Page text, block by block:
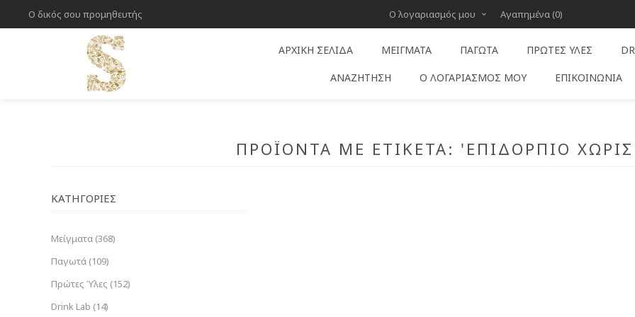
Ο δικός σου προμηθευτής Ο λογαριασμός μου Αγαπημένα (0)
ΑΡΧΙΚΉ ΣΕΛΊΔΑ ΜΕΊΓΜΑΤΑ ΠΑΓΩΤΆ ΠΡΏΤΕΣ ΎΛΕΣ
ΑΝΑΖΉΤΗΣΗ Ο ΛΟΓΑΡΙΑΣΜΌΣ ΜΟΥ ΕΠΙΚΟΙΝΩΝΊΑ
ΠΡΟΪΌΝΤΑ ΜΕ ΕΤΙΚΈΤΑ: 'ΕΠΙΔΌΡΠΙΟ
ΚΑΤΗΓΟΡΊΕΣ
Μείγματα (368)
Παγωτά (109)
Πρώτες Ύλες (152)
Drink Lab (14)